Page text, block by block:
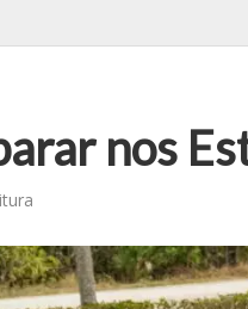
nos